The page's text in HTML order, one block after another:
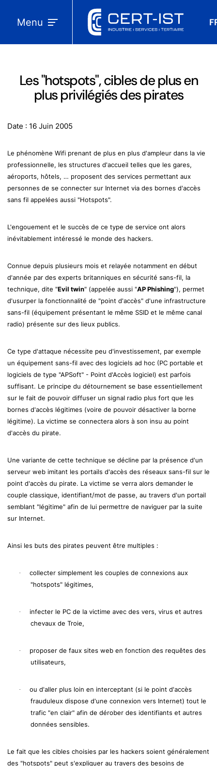
Menu
Les "hotspots", cibles de plus en
plus privilégiés des pirates
Date : 16 Juin 2005
Le phénomène Wifi prenant de plus en plus d'ampleur dans la vie
professionnelle, les structures d'accueil telles que les gares,
aéroports, hôtels, … proposent des services permettant aux
personnes de se connecter sur Internet via des bornes d'accès
sans fil appelées aussi "Hotspots".
L'engouement et le succès de ce type de service ont alors
inévitablement intéressé le monde des hackers.
Connue depuis plusieurs mois et relayée notamment en début
d'année par des experts britanniques en sécurité sans-fil, la
technique, dite "Evil twin" (appelée aussi "AP Phishing"), permet
d'usurper la fonctionnalité de "point d'accès" d'une infrastructure
sans-fil (équipement présentant le même SSID et le même canal
radio) présente sur des lieux publics.
Ce type d'attaque nécessite peu d'investissement, par exemple
un équipement sans-fil avec des logiciels ad hoc (PC portable et
logiciels de type "APSoft" - Point d'Accès logiciel) est parfois
suffisant. Le principe du détournement se base essentiellement
sur le fait de pouvoir diffuser un signal radio plus fort que les
bornes d'accès légitimes (voire de pouvoir désactiver la borne
légitime). La victime se connectera alors à son insu au point
d'accès du pirate.
Une variante de cette technique se décline par la présence d'un
serveur web imitant les portails d'accès des réseaux sans-fil sur le
point d'accès du pirate. La victime se verra alors demander le
couple classique, identifiant/mot de passe, au travers d'un portail
semblant "légitime" afin de lui permettre de naviguer par la suite
sur Internet.
Ainsi les buts des pirates peuvent être multiples :
·
collecter simplement les couples de connexions aux
"hotspots" légitimes,
·
infecter le PC de la victime avec des vers, virus et autres
chevaux de Troie,
·
proposer de faux sites web en fonction des requêtes des
utilisateurs,
·
ou d'aller plus loin en interceptant (si le point d'accès
frauduleux dispose d'une connexion vers Internet) tout le
trafic "en clair" afin de dérober des identifiants et autres
données sensibles.
Le fait que les cibles choisies par les hackers soient généralement
des "hotspots" peut s'expliquer au travers des besoins de